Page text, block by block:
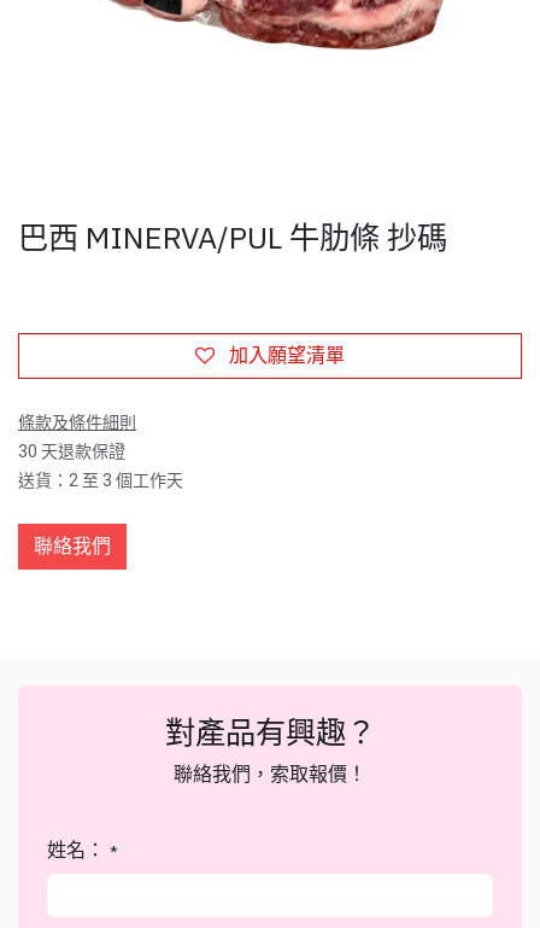
巴西 MINERVA/PUL 牛肋條 抄碼
加入願望清單
條款及條件細則
30 天退款保證
送貨：2 至 3 個工作天
聯絡我們
對產品有興趣？
聯絡我們，索取報價！
姓名： *